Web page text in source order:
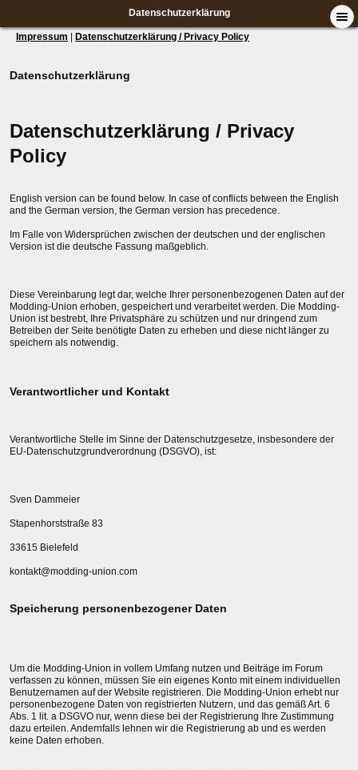
Datenschutzerklärung
Impressum Datenschutzerklärung / Privacy Policy
Datenschutzerklärung
Datenschutzerklärung / Privacy
Policy
English version can be found below. In case of conflicts between the English
and the German version, the German version has precedence.
Im Falle von Widersprüchen zwischen der deutschen und der englischen
Version ist die deutsche Fassung maßgeblich.
Diese Vereinbarung legt dar, welche Ihrer personenbezogenen Daten auf der
Modding-Union erhoben, gespeichert und verarbeitet werden. Die Modding-
Union ist bestrebt, Ihre Privatsphäre zu schützen und nur dringend zum
Betreiben der Seite benötigte Daten zu erheben und diese nicht länger zu
speichern als notwendig.
Verantwortlicher und Kontakt
Verantwortliche Stelle im Sinne der Datenschutzgesetze, insbesondere der
EU-Datenschutzgrundverordnung (DSGVO), ist:
Sven Dammeier
Stapenhorststraße 83
33615 Bielefeld
kontakt@modding-union.com
Speicherung personenbezogener Daten
Um die Modding-Union in vollem Umfang nutzen und Beiträge im Forum
verfassen zu können, müssen Sie ein eigenes Konto mit einem individuellen
Benutzernamen auf der Website registrieren. Die Modding-Union erhebt nur
personenbezogene Daten von registrierten Nutzern, und das gemäß Art. 6
Abs. 1 lit. a DSGVO nur, wenn diese bei der Registrierung Ihre Zustimmung
dazu erteilen. Andernfalls lehnen wir die Registrierung ab und es werden
keine Daten erhoben.